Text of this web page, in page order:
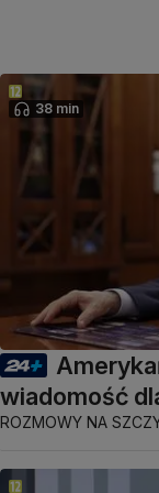
38 min
wiadomość
ROZMOWY NA